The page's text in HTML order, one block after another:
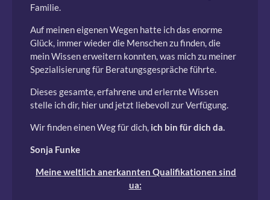
Familie.
Auf meinen eigenen Wegen hatte ich das enorme
Glück, immer wieder die Menschen zu finden, die
mein Wissen erweitern konnten, was mich zu meiner
Spezialisierung für Beratungsgespräche führte.
Dieses gesamte, erfahrene und erlernte Wissen
stelle ich dir, hier und jetzt liebevoll zur Verfügung.
Wir finden einen Weg für dich, ich bin für dich da.
Sonja Funke
Meine weltlich anerkannten Qualifikationen sind
ua: